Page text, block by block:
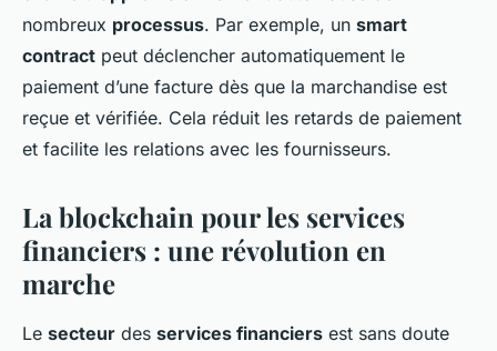
nombreux processus. Par exemple, un smart
contract peut déclencher automatiquement le
paiement d’une facture dès que la marchandise est
reçue et vérifiée. Cela réduit les retards de paiement
et facilite les relations avec les fournisseurs.
La blockchain pour les services
financiers : une révolution en
marche
Le secteur des services financiers est sans doute